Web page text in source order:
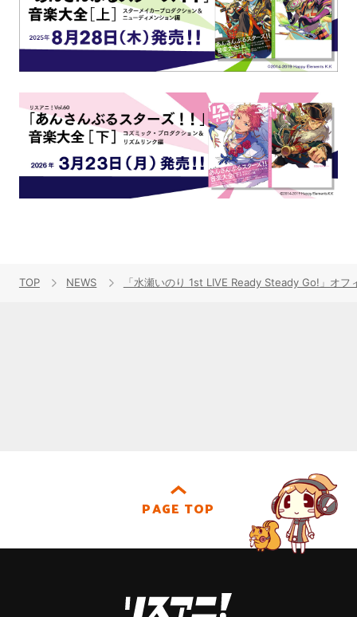
TOP NEWS 「水瀬いのり 1st LIVE Ready Steady Go!」オフ
PAGE TOP